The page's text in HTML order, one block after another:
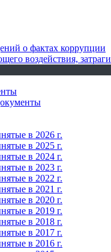
о фактах коррупции
воздействия,
в 2026 г.
в 2025 г.
в 2024 г.
в 2023 г.
в 2022 г.
в 2021 г.
в 2020 г.
в 2019 г.
в 2018 г.
в 2017 г.
в 2016 г.